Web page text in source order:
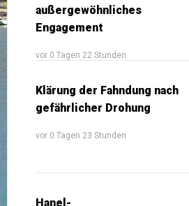
außergewöhnliches
Engagement
vor 0 Tagen 22 Stunden
Klärung der Fahndung nach
gefährlicher Drohung
vor 0 Tagen 23 Stunden
Hanel-